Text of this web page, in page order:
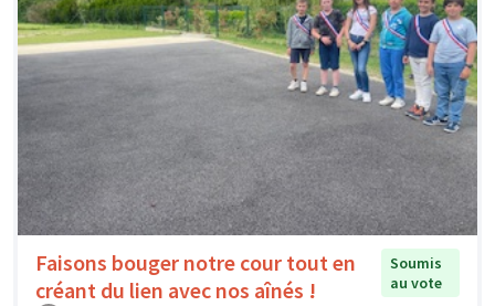
Faisons bouger notre cour tout en
créant du lien avec nos aînés !
Soumis
au vote